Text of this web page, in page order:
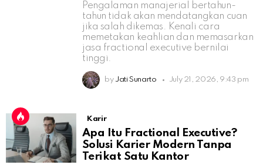
Pengalaman manajerial bertahun-
tahun tidak akan mendatangkan cuan
jika salah dikemas. Kenali cara
memetakan keahlian dan memasarkan
jasa fractional executive bernilai
tinggi.
by Jati Sunarto July 21, 2026, 9:43 pm
Karir
Apa Itu Fractional Executive?
Solusi Karier Modern Tanpa
Terikat Satu Kantor